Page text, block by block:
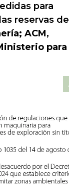
para
reservas de
ACM,
para